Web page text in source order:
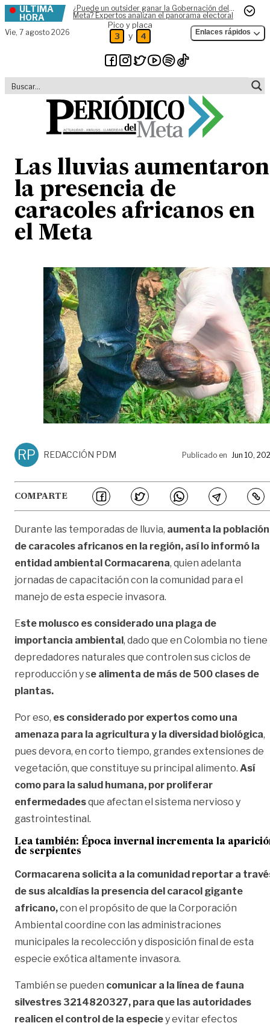
Skip to content
ÚLTIMA
HORA
¿Puede un outsider ganar la Gobernación del
Meta? Expertos analizan el panorama electoral
Vie, 7 agosto 2026
Pico y placa
3 y 4 Enlaces rápidos
Las lluvias aumentaron
la presencia de
caracoles africanos en
el Meta
RP REDACCIÓN PDM Publicado en Jun 10,
COMPARTE
Durante las temporadas de lluvia, aumenta la población
de caracoles africanos en la región, así lo informó la
entidad ambiental Cormacarena, quien adelanta
jornadas de capacitación con la comunidad para el
manejo de esta especie invasora.
Este molusco es considerado una plaga de
importancia ambiental, dado que en Colombia no tiene
depredadores naturales que controlen sus ciclos de
reproducción y se alimenta de más de 500 clases de
plantas.
Por eso, es considerado por expertos como una
amenaza para la agricultura y la diversidad biológica,
pues devora, en corto tiempo, grandes extensiones de
vegetación, que constituye su principal alimento. Así
como para la salud humana, por proliferar
enfermedadesque afectan el sistema nervioso y
gastrointestinal.
Lea también: Época invernal incrementa la
de serpientes
Cormacarena solicita a la comunidad reportar a
de sus alcaldías la presencia del caracol gigante
africano,con el propósito de que la Corporación
Ambiental coordine con las administraciones
municipales la recolección y disposición final de esta
especie exótica altamente invasora.
También se pueden comunicar a la línea de fauna
silvestres 3214820327, para que las autoridades
realicen el control de la especiey evitar efectos